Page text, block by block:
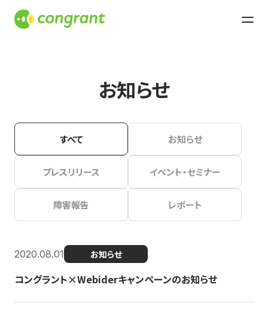
お知らせ
すべて お知らせ
プレスリリース イベント・セミナー
障害報告 レポート
2020.08.01 お知らせ
コングラント×Webiderキャンペーンのお知らせ